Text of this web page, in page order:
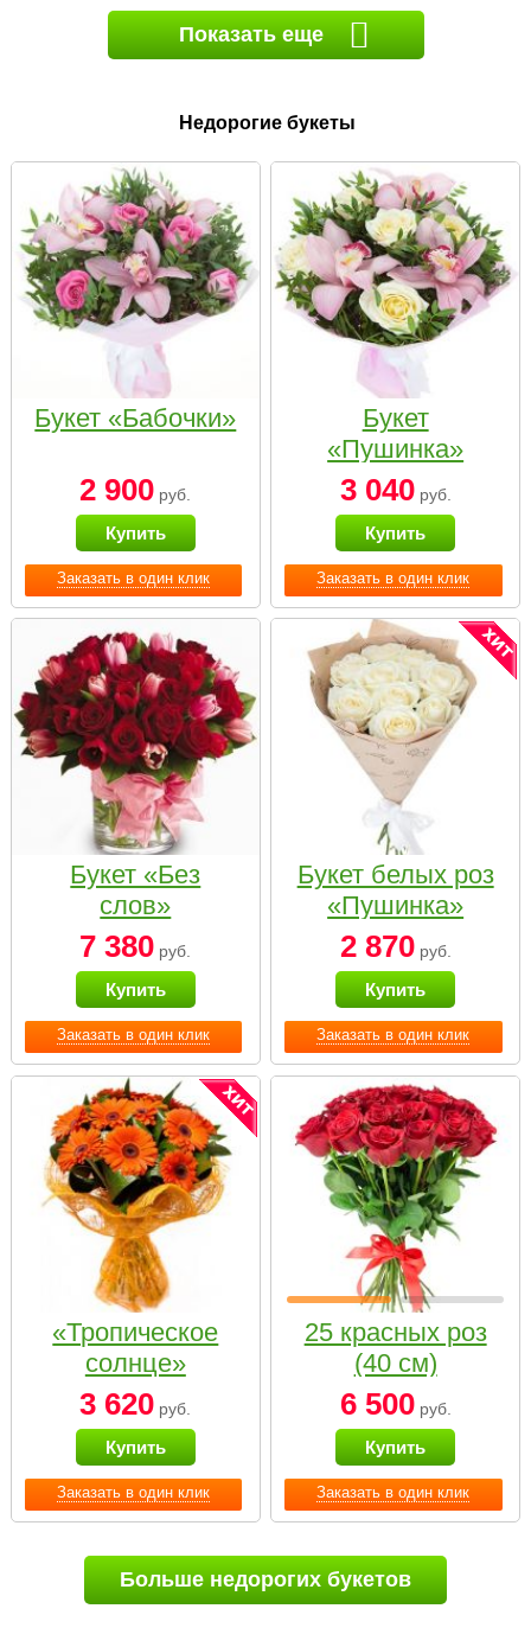
Показать еще
Недорогие букеты
Заказать в один клик
Букет «Бабочки»
2 900 руб.
Купить
Заказать в один клик
Букет
«Пушинка»
3 040руб.
Купить
Заказать в один клик
Букет «Без
слов»
7 380 руб.
Купить
Заказать в один клик
Букет белых роз
«Пушинка»
2 870руб.
Купить
Заказать в один клик
«Тропическое
солнце»
3 620 руб.
Купить
Заказать в один клик
25 красных роз
(40 см)
6 500руб.
Купить
Больше недорогих букетов